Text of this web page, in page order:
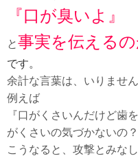
『口が臭いよ』
と事実を伝える
です。
余計な言葉は、いりません
例えば
『口がくさいんだけど歯
がくさいの気づかないの
こうなると、攻撃とみなし